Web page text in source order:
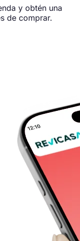
y obtén una
de comprar.